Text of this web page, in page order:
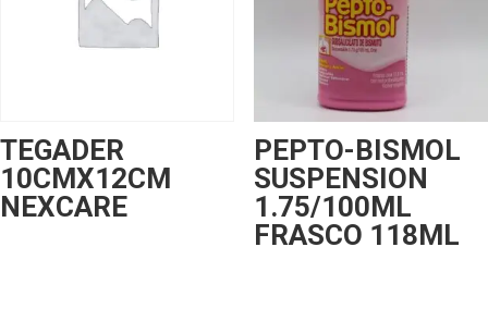
TEGADER
10CMX12CM
NEXCARE
PEPTO-BISMOL
SUSPENSION
1.75/100ML
FRASCO 118ML